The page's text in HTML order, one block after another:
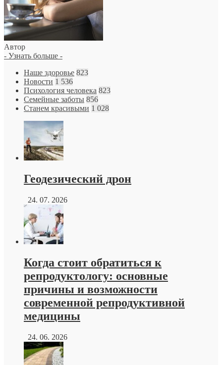
Автор
- Узнать больше -
Наше здоровье 823
Новости 1 536
Психология человека 823
Семейные заботы 856
Станем красивыми 1 028
Геодезический дрон
24. 07. 2026
Когда стоит обратиться к
репродуктологу: основные
причины и возможности
современной репродуктивной
медицины
24. 06. 2026